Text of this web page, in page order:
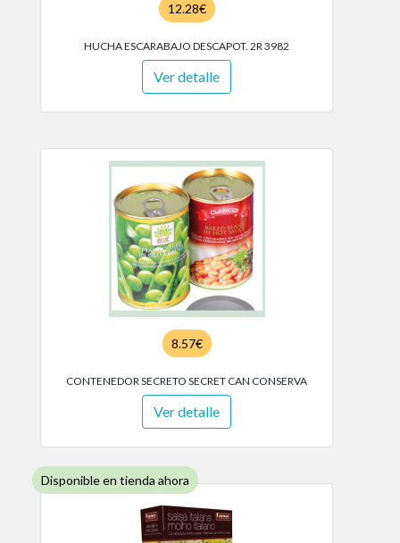
12.28€
HUCHA ESCARABAJO DESCAPOT. 2R 3982
Ver detalle
8.57€
CONTENEDOR SECRETO SECRET CAN CONSERVA
Ver detalle
Disponible en tienda ahora